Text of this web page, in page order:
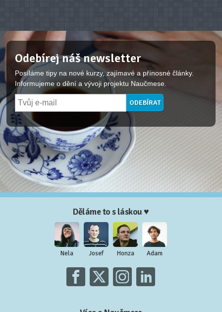
Odebírej náš newsletter
Posíláme tipy na nové kurzy, zajímavé a přínosné články.
Informujeme o dění a vývoji projektu Naučmese.
Děláme to s láskou ♥
Nela Josef Honza Adam